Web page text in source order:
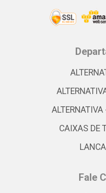
CAIXAS DE
Fale